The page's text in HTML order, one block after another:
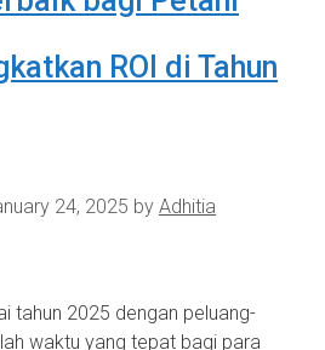
ROI di Tahun
24, 2025 by Adhitia
tahun 2025 dengan peluang-
waktu yang tepat bagi para